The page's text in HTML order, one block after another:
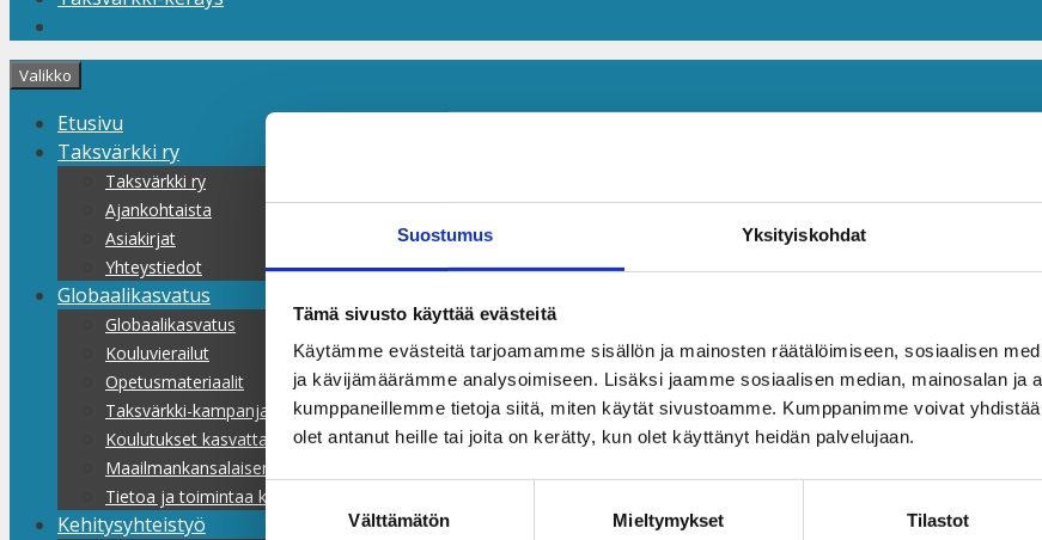
Suostumus Yksityiskohdat
Tämä sivusto käyttää evästeitä
Käytämme evästeitä tarjoamamme sisällön ja mainosten räätälöimiseen, sosiaalisen
ja kävijämäärämme analysoimiseen. Lisäksi jaamme sosiaalisen median, mainosalan ja
kumppaneillemme tietoja siitä, miten käytät sivustoamme. Kumppanimme voivat
olet antanut heille tai joita on kerätty, kun olet käyttänyt heidän palvelujaan.
Suostumuksen
Välttämätön Mieltymykset Tilastot
Valikko
Etusivu
Taksvärkki ry
Taksvärkki ry
Ajankohtaista
Asiakirjat
Yhteystiedot
Globaalikasvatus
Globaalikasvatus
Kouluvierailut
Opetusmateriaalit
Taksvärkki-kampanjat
Koulutukset kasvattajille
Maailmankansalaisen koulu
Tietoa ja toimintaa kaikille
Kehitysyhteistyö